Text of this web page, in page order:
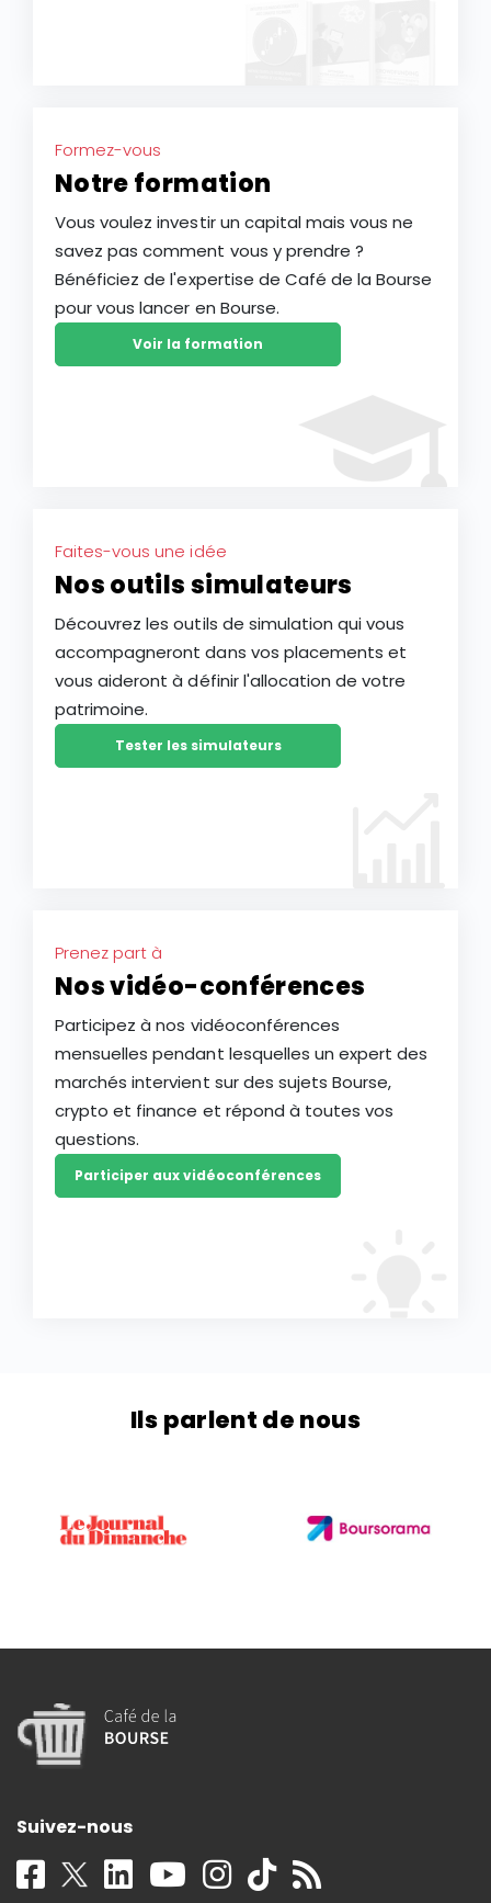
Formez-vous
Notre formation
Vous voulez investir un capital mais vous ne
savez pas comment vous y prendre ?
Bénéficiez de l'expertise de Café de la Bourse
pour vous lancer en Bourse.
Voir la formation
Faites-vous une idée
Nos outils simulateurs
Découvrez les outils de simulation qui vous
accompagneront dans vos placements et
vous aideront à définir l'allocation de votre
patrimoine.
Tester les simulateurs
Prenez part à
Nos vidéo-conférences
Participez à nos vidéoconférences
mensuelles pendant lesquelles un expert des
marchés intervient sur des sujets Bourse,
crypto et finance et répond à toutes vos
questions.
Participer aux vidéoconférences
Ils parlent de nous
Suivez-nous